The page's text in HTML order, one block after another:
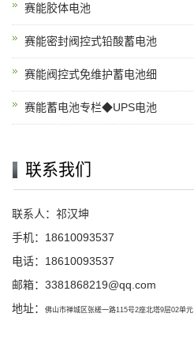
赛能胶体电池
赛能密封阀控式铅酸蓄电池
赛能阀控式免维护蓄电池细
赛能蓄电池专栏◆UPS电池
联系我们
联系人：祁汉坤
手机：18610093537
电话：18610093537
邮箱： 3381868219@qq.com
地址：
佛山市禅城区张槎一路115号2座北塔9层02单元